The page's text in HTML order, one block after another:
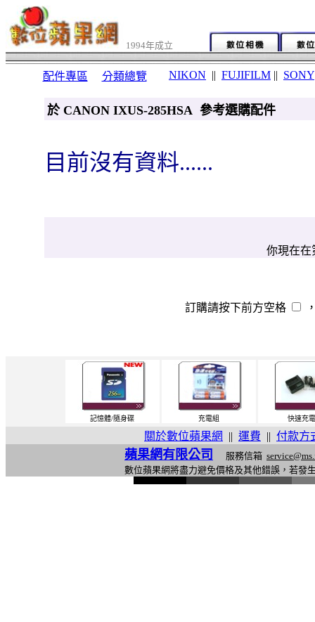
1994年成立
配件專區 分類總覽 NIKON || FUJIFILM || SONY
於 CANON IXUS-285HSA 參考選購配件
目前沒有資料......
你現在在
訂購請按下前方空格
記憶體/隨身碟 充電組 快速充
關於數位蘋果網 || 運費 || 付款方
蘋果網有限公司 服務信箱
數位蘋果網將盡力避免價格及其他錯誤，若發